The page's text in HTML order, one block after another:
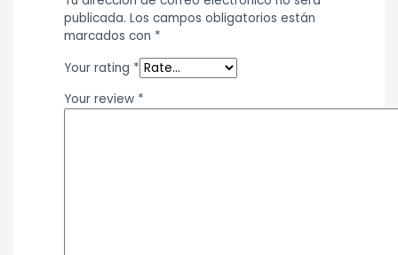
publicada. Los campos obligatorios están
marcados con *
Your rating *
Your review *